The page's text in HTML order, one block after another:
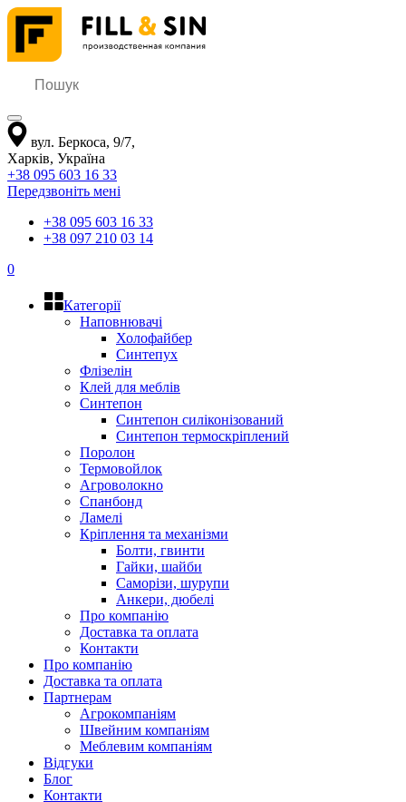
вул. Беркоса, 9/7,
Харків, Україна
+38 095 603 16 33
Передзвоніть мені
+38 095 603 16 33
+38 097 210 03 14
0
Категорії
Наповнювачі
Холофайбер
Синтепух
Флізелін
Клей для меблів
Синтепон
Синтепон силіконізований
Синтепон термоскріплений
Поролон
Термовойлок
Агроволокно
Спанбонд
Ламелі
Кріплення та механізми
Болти, гвинти
Гайки, шайби
Саморізи, шурупи
Анкери, дюбелі
Про компанію
Доставка та оплата
Контакти
Про компанію
Доставка та оплата
Партнерам
Агрокомпаніям
Швейним компаніям
Меблевим компаніям
Відгуки
Блог
Контакти